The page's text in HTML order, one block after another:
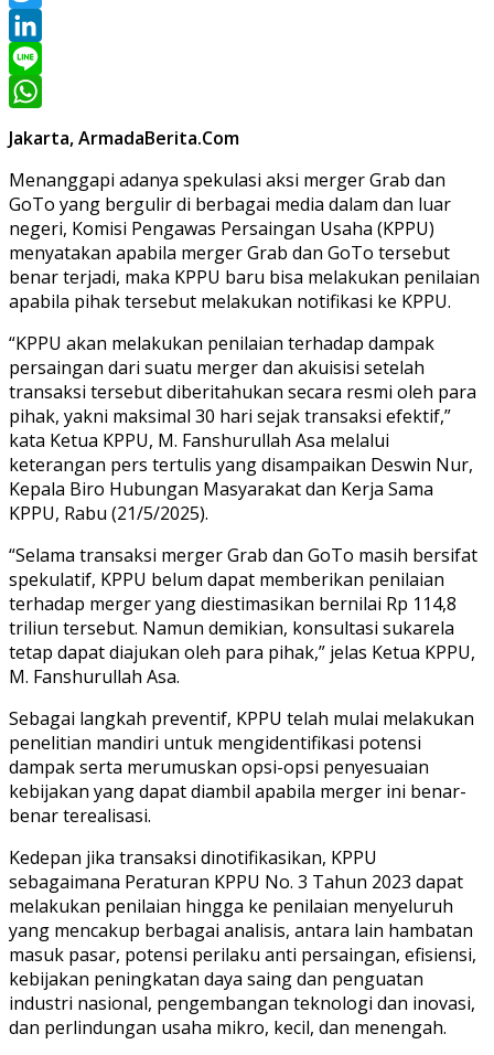
Twitter
LinkedIn
Line
Jakarta, ArmadaBerita.Com
Menanggapi adanya spekulasi aksi merger Grab dan
GoTo yang bergulir di berbagai media dalam dan luar
negeri, Komisi Pengawas Persaingan Usaha (KPPU)
menyatakan apabila merger Grab dan GoTo tersebut
benar terjadi, maka KPPU baru bisa melakukan penilaian
apabila pihak tersebut melakukan notifikasi ke KPPU.
“KPPU akan melakukan penilaian terhadap dampak
persaingan dari suatu merger dan akuisisi setelah
transaksi tersebut diberitahukan secara resmi oleh para
pihak, yakni maksimal 30 hari sejak transaksi efektif,”
kata Ketua KPPU, M. Fanshurullah Asa melalui
keterangan pers tertulis yang disampaikan Deswin Nur,
Kepala Biro Hubungan Masyarakat dan Kerja Sama
KPPU, Rabu (21/5/2025).
“Selama transaksi merger Grab dan GoTo masih bersifat
spekulatif, KPPU belum dapat memberikan penilaian
terhadap merger yang diestimasikan bernilai Rp 114,8
triliun tersebut. Namun demikian, konsultasi sukarela
tetap dapat diajukan oleh para pihak,” jelas Ketua KPPU,
M. Fanshurullah Asa.
Sebagai langkah preventif, KPPU telah mulai melakukan
penelitian mandiri untuk mengidentifikasi potensi
dampak serta merumuskan opsi-opsi penyesuaian
kebijakan yang dapat diambil apabila merger ini benar-
benar terealisasi.
Kedepan jika transaksi dinotifikasikan, KPPU
sebagaimana Peraturan KPPU No. 3 Tahun 2023 dapat
melakukan penilaian hingga ke penilaian menyeluruh
yang mencakup berbagai analisis, antara lain hambatan
masuk pasar, potensi perilaku anti persaingan, efisiensi,
kebijakan peningkatan daya saing dan penguatan
industri nasional, pengembangan teknologi dan inovasi,
dan perlindungan usaha mikro, kecil, dan menengah.